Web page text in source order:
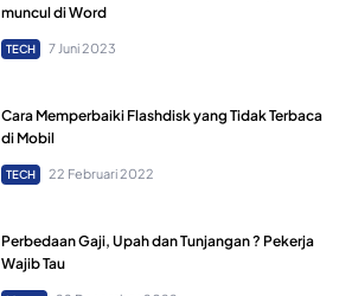
muncul di Word
TECH 7 Juni 2023
Cara Memperbaiki Flashdisk yang Tidak Terbaca
di Mobil
TECH 22 Februari 2022
Perbedaan Gaji, Upah dan Tunjangan ? Pekerja
Wajib Tau